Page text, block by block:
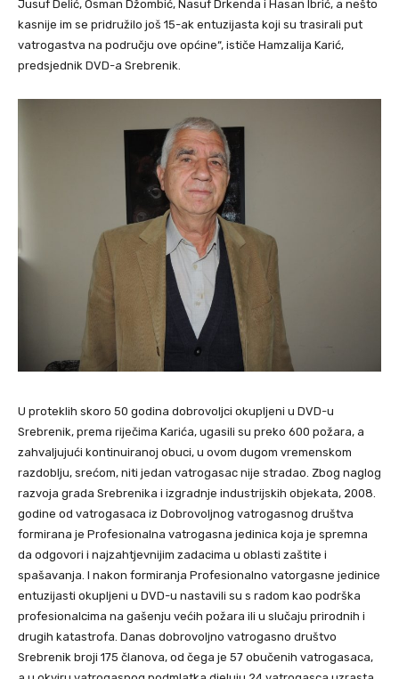
Jusuf Delić, Osman Džombić, Nasuf Drkenda i Hasan Ibrić, a nešto
kasnije im se pridružilo još 15-ak entuzijasta koji su trasirali put
vatrogastva na području ove općine“, ističe Hamzalija Karić,
predsjednik DVD-a Srebrenik.
U proteklih skoro 50 godina dobrovoljci okupljeni u DVD-u
Srebrenik, prema riječima Karića, ugasili su preko 600 požara, a
zahvaljujući kontinuiranoj obuci, u ovom dugom vremenskom
razdoblju, srećom, niti jedan vatrogasac nije stradao. Zbog naglog
razvoja grada Srebrenika i izgradnje industrijskih objekata, 2008.
godine od vatrogasaca iz Dobrovoljnog vatrogasnog društva
formirana je Profesionalna vatrogasna jedinica koja je spremna
da odgovori i najzahtjevnijim zadacima u oblasti zaštite i
spašavanja. I nakon formiranja Profesionalno vatorgasne jedinice
entuzijasti okupljeni u DVD-u nastavili su s radom kao podrška
profesionalcima na gašenju većih požara ili u slučaju prirodnih i
drugih katastrofa. Danas dobrovoljno vatrogasno društvo
Srebrenik broji 175 članova, od čega je 57 obučenih vatrogasaca,